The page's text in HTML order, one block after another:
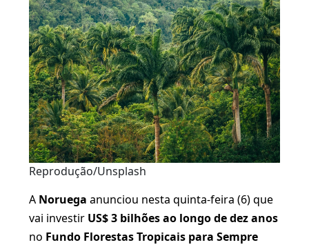
Reprodução/Unsplash
A Noruega anunciou nesta quinta-feira (6) que
vai investir US$ 3 bilhões ao longo de dez anos
no Fundo Florestas Tropicais para Sempre